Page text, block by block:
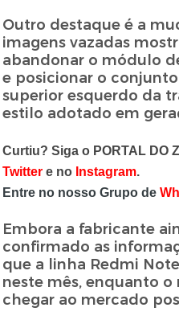
Outro destaque é a
imagens vazadas
abandonar o módulo
e posicionar o
superior esquerdo da
estilo adotado em
Curtiu? Siga o PORTAL DO
Twitter e no Instagram.
Entre no nosso Grupo de
Embora a fabricante
confirmado as
que a linha Redmi
neste mês, enquanto
chegar ao mercado